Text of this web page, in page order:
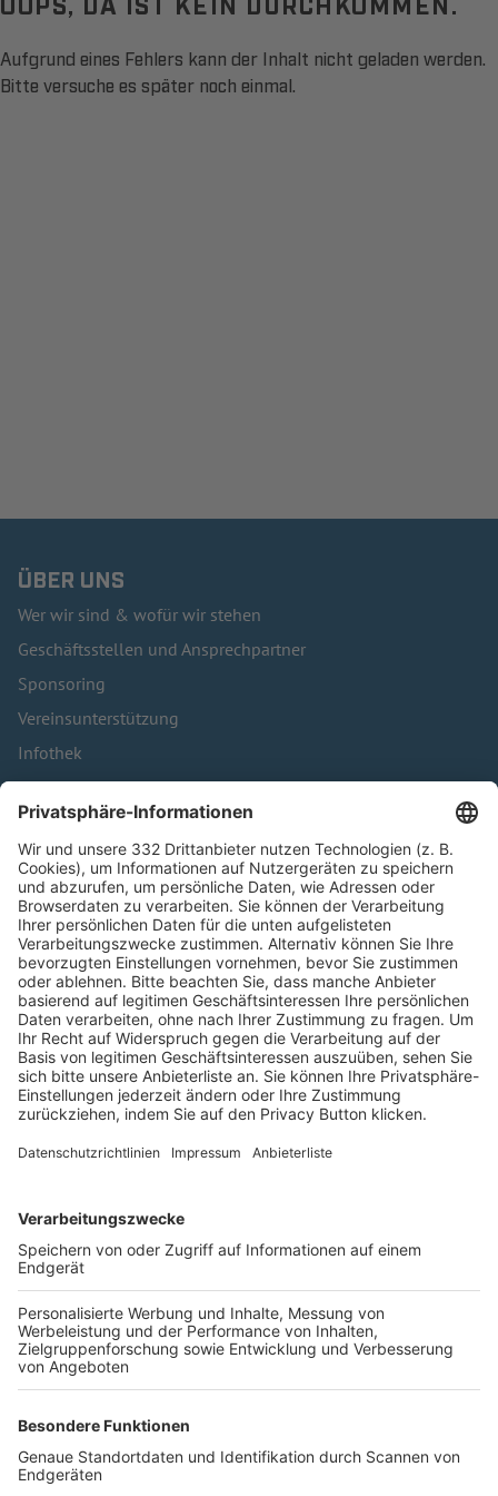
Aufgrund eines Fehlers kann der Inhalt nicht geladen werden.
Bitte versuche es später noch einmal.
ÜBER UNS
Wer wir sind & wofür wir stehen
Geschäftsstellen und Ansprechpartner
Sponsoring
Vereinsunterstützung
Infothek
Kontakt
HÄUFIG BESUCHTE SEITEN
Pässe und Vereinswechsel
Trainerausbildung
Schulungsangebot Vereinsmitarbeiter
BFV-Geschäftsstellen
Trainerbörse
Login SpielPlus
FOLGE DEM BFV
TOP-VEREINE
TOP-PARTNER